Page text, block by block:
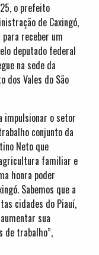
o prefeito
de Caxingó,
receber um
deputado federal
na sede da
dos Vales do São
impulsionar o setor
conjunto da
Neto que
familiar e
honra poder
Sabemos que a
cidades do Piauí,
sua
de trabalho”,